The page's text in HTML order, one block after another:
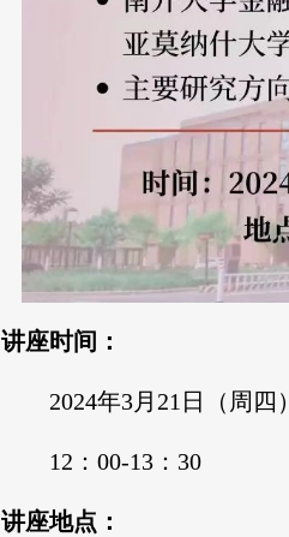
讲座时间：
2024年3月21日（周四）
12：00-13：30
讲座地点：